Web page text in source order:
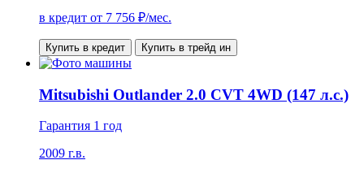
в кредит от 7 756 ₽/мес.
Купить в кредит Купить в трейд ин
Mitsubishi Outlander 2.0 CVT 4WD (147 л.с.)
Гарантия 1 год
2009 г.в.